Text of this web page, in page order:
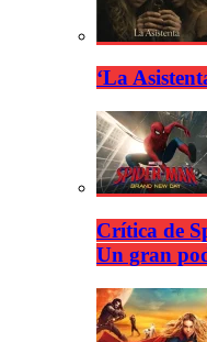
‘La
Crítica de
Un gran